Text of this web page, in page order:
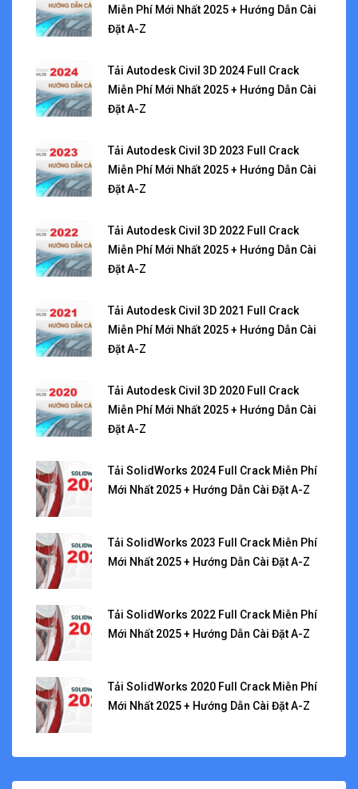
Miễn Phí Mới Nhất 2025 + Hướng Dẫn Cài
Đặt A-Z
Tải Autodesk Civil 3D 2024 Full Crack
Miễn Phí Mới Nhất 2025 + Hướng Dẫn Cài
Đặt A-Z
Tải Autodesk Civil 3D 2023 Full Crack
Miễn Phí Mới Nhất 2025 + Hướng Dẫn Cài
Đặt A-Z
Tải Autodesk Civil 3D 2022 Full Crack
Miễn Phí Mới Nhất 2025 + Hướng Dẫn Cài
Đặt A-Z
Tải Autodesk Civil 3D 2021 Full Crack
Miễn Phí Mới Nhất 2025 + Hướng Dẫn Cài
Đặt A-Z
Tải Autodesk Civil 3D 2020 Full Crack
Miễn Phí Mới Nhất 2025 + Hướng Dẫn Cài
Đặt A-Z
Tải SolidWorks 2024 Full Crack Miễn Phí
Mới Nhất 2025 + Hướng Dẫn Cài Đặt A-Z
Tải SolidWorks 2023 Full Crack Miễn Phí
Mới Nhất 2025 + Hướng Dẫn Cài Đặt A-Z
Tải SolidWorks 2022 Full Crack Miễn Phí
Mới Nhất 2025 + Hướng Dẫn Cài Đặt A-Z
Tải SolidWorks 2020 Full Crack Miễn Phí
Mới Nhất 2025 + Hướng Dẫn Cài Đặt A-Z